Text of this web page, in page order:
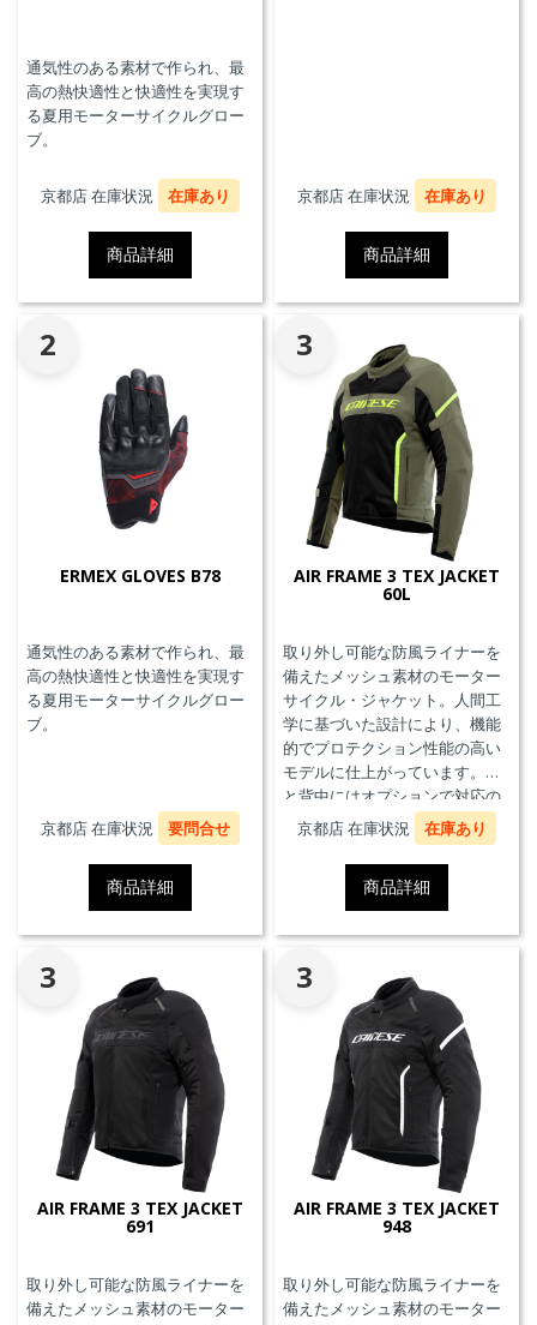
通気性のある素材で作られ、最
高の熱快適性と快適性を実現す
る夏用モーターサイクルグロー
ブ。
京都店 在庫状況 在庫あり
商品詳細
京都店 在庫状況 在庫あり
商品詳細
2
ERMEX GLOVES B78
通気性のある素材で作られ、最
高の熱快適性と快適性を実現す
る夏用モーターサイクルグロー
ブ。
京都店 在庫状況 要問合せ
商品詳細
3
AIR FRAME 3 TEX JACKET
60L
取り外し可能な防風ライナーを
備えたメッシュ素材のモーター
サイクル・ジャケット。人間工
学に基づいた設計により、機能
的でプロテクション性能の高い
モデルに仕上がっています。胸
と背中にはオプションで対応の
プロテクターを装着することが
できます。また、防水の内ポケ
ット、EN17092クラスA認証、パ
ンツと接続可能なファスナーを
備えています。
京都店 在庫状況 在庫あり
商品詳細
3
AIR FRAME 3 TEX JACKET
691
取り外し可能な防風ライナーを
備えたメッシュ素材のモーター
3
AIR FRAME 3 TEX JACKET
948
取り外し可能な防風ライナーを
備えたメッシュ素材のモーター